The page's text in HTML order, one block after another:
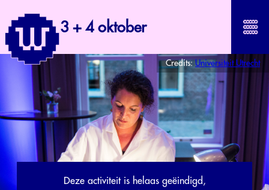
3 + 4 oktober
Credits: Universiteit Utrecht
Deze activiteit is helaas geëindigd,